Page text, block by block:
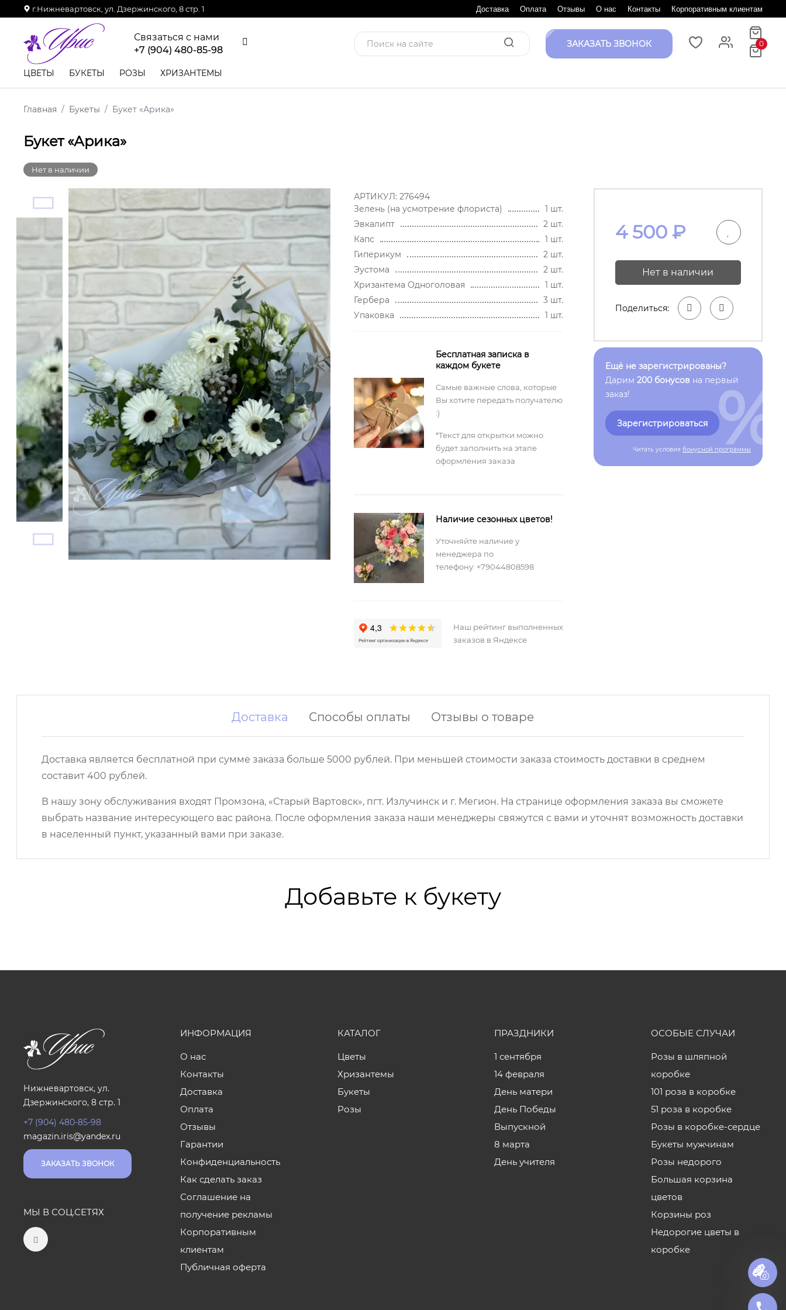
г.Нижневартовск, ул. Дзержинского, 8 стр. 1 Доставка Оплата Отзывы О нас Контакты Корпоративным клиентам
Связаться с нами
+7 (904) 480-85-98
ЗАКАЗАТЬ ЗВОНОК 0
ЦВЕТЫ БУКЕТЫ РОЗЫ ХРИЗАНТЕМЫ
Главная Букеты Букет «Арика»
Букет «Арика»
Нет в наличии
АРТИКУЛ: 276494
Зелень (на усмотрение флориста)
1 шт.
Эвкалипт
2 шт.
Капс
1 шт.
Гиперикум
2 шт.
Эустома
2 шт.
Хризантема Одноголовая
1 шт.
Гербера
3 шт.
Упаковка
1 шт.
Бесплатная записка в
каждом букете
Самые важные слова, которые
Вы хотите передать получателю
:)
*Текст для открытки можно
будет заполнить на этапе
оформления заказа
Наличие сезонных цветов!
Уточняйте наличие у
менеджера по
телефону: +79044808598
Наш рейтинг выполненных
заказов в Яндексе
4 500₽
Нет в наличии
Поделиться:
Ещё не зарегистрированы?
Дарим 200 бонусов на первый
заказ!
Зарегистрироваться
Читать условия бонусной программы
%
Доставка Способы оплаты Отзывы о товаре
Доставка является бесплатной при сумме заказа больше 5000 рублей. При меньшей стоимости заказа стоимость доставки в среднем
составит 400 рублей.
В нашу зону обслуживания входят Промзона, «Старый Вартовск», пгт. Излучинск и г. Мегион. На странице оформления заказа вы сможете
выбрать название интересующего вас района. После оформления заказа наши менеджеры свяжутся с вами и уточнят возможность доставки
в населенный пункт, указанный вами при заказе.
Добавьте к букету
Нижневартовск, ул.
Дзержинского, 8 стр. 1
+7 (904) 480-85-98
magazin.iris@yandex.ru
ЗАКАЗАТЬ ЗВОНОК
МЫ В СОЦ.СЕТЯХ
ИНФОРМАЦИЯ
О нас
Контакты
Доставка
Оплата
Отзывы
Гарантии
Конфиденциальность
Как сделать заказ
Соглашение на
получение рекламы
Корпоративным
клиентам
Публичная оферта
КАТАЛОГ
Цветы
Хризантемы
Букеты
Розы
ПРАЗДНИКИ
1 сентября
14 февраля
День матери
День Победы
Выпускной
8 марта
День учителя
ОСОБЫЕ СЛУЧАИ
Розы в шляпной
коробке
101 роза в коробке
51 роза в коробке
Розы в коробке-сердце
Букеты мужчинам
Розы недорого
Большая корзина
цветов
Корзины роз
Недорогие цветы в
коробке